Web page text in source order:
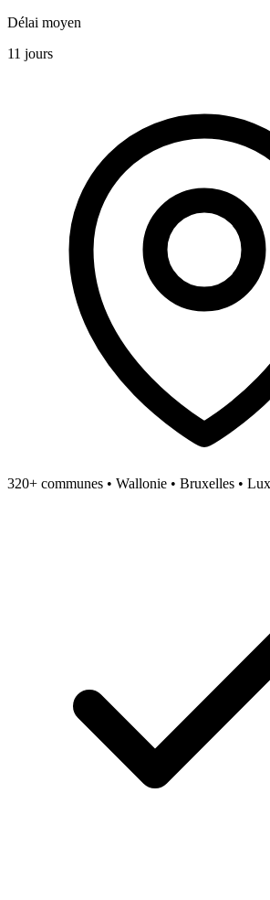
Délai moyen
11 jours
320+ communes • Wallonie • Bruxelles •